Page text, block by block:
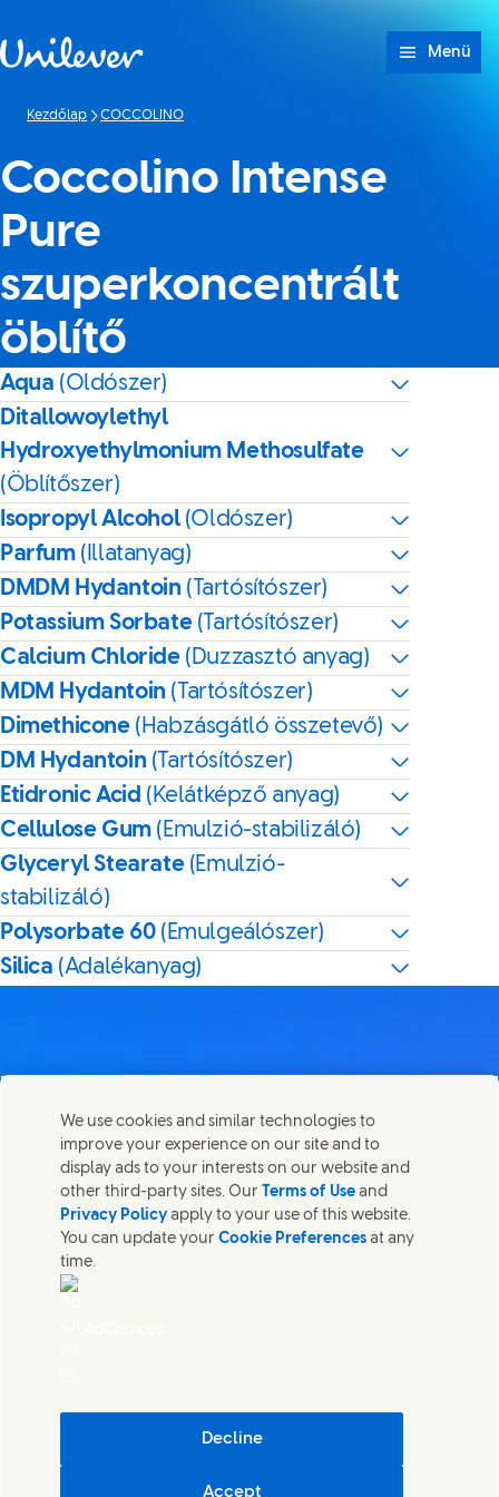
Menü
Kezdőlap COCCOLINO
Coccolino Intense
Pure
szuperkoncentrált
öblítő
Aqua (Oldószer)
Ditallowoylethyl
Hydroxyethylmonium Methosulfate
(Öblítőszer)
Isopropyl Alcohol(Oldószer)
Parfum (Illatanyag)
DMDM Hydantoin (Tartósítószer)
Potassium Sorbate (Tartósítószer)
Calcium Chloride (Duzzasztó anyag)
MDM Hydantoin (Tartósítószer)
Dimethicone (Habzásgátló összetevő)
DM Hydantoin (Tartósítószer)
Etidronic Acid (Kelátképző anyag)
Cellulose Gum (Emulzió-stabilizáló)
Glyceryl Stearate (Emulzió-
stabilizáló)
Polysorbate 60 (Emulgeálószer)
Silica (Adalékanyag)
Megosztom ezt az oldalt
Share this page on Facebook
Share this page on X
Share this page on
Share this page
Lépj velünk kapcsolatba
Lépjen kapcsolatba az Unileverrel és a szakértői
csapatokkal, illetve tekintse meg az Unilever
elérhetőségeit szerte a világban.
Lépj velünk kapcsolatba
Cosmetic ingredient database - European Commission
We use cookies and similar technologies to
improve your experience on our site and to
display ads to your interests on our website and
other third-party sites. Our Terms of Use and
Privacy Policy apply to your use of this website.
You can update yourCookie Preferences at any
time.
Decline
Accept